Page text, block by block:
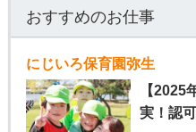
おすすめのお仕事
にじいろ保育園弥生
【2025
実！認